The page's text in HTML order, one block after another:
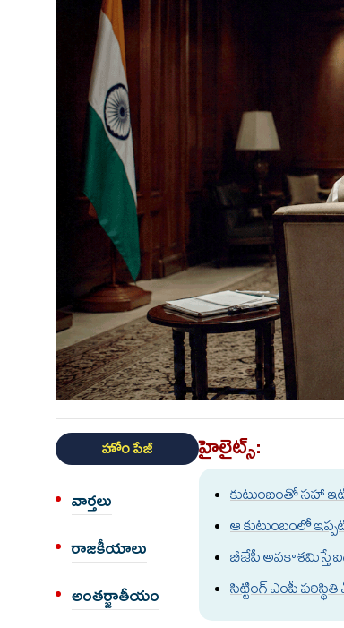
హోం పేజీ
వార్త‌లు
రాజకీయాలు
అంత‌ర్జాతీయం
హైలైట్స్:
కుటుంబంతో సహా
ఆ కుటుంబంలో
బీజేపీ అవకాశమిస్తే
సిట్టింగ్ ఎంపీ